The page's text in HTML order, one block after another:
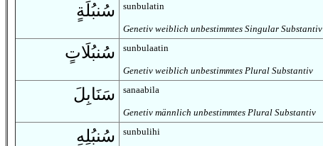
سُنبُلَةٍ sunbulatin
Genetiv weiblich unbestimmtes Singular Substantiv
سُنبُلَاتٍ sunbulaatin
Genetiv weiblich unbestimmtes Plural Substantiv
سَنَابِلَ sanaabila
Genetiv männlich unbestimmtes Plural Substantiv
سُنبُلِهِ sunbulihi